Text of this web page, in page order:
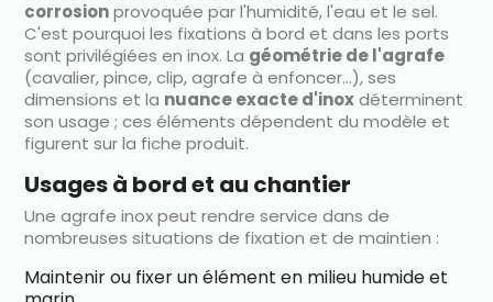
corrosionprovoquée par l'humidité, l'eau et le sel.
C'est pourquoi les fixations à bord et dans les ports
sont privilégiées en inox. La géométrie de l'agrafe
(cavalier, pince, clip, agrafe à enfoncer…), ses
dimensions et la nuance exacte d'inoxdéterminent
son usage ; ces éléments dépendent du modèle et
figurent sur la fiche produit.
Usages à bord et au chantier
Une agrafe inox peut rendre service dans de
nombreuses situations de fixation et de maintien :
Maintenir ou fixer un élément en milieu humide et